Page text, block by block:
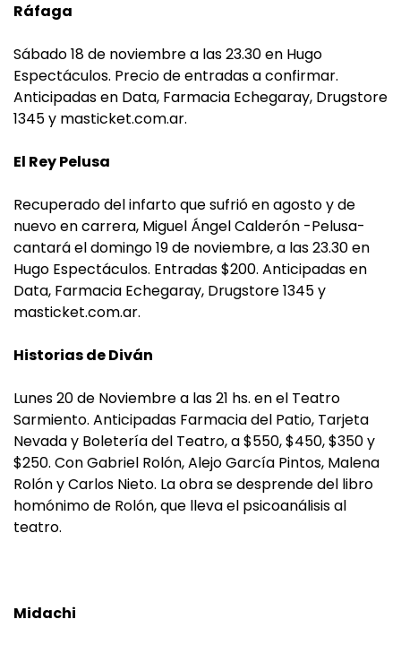
Ráfaga
Sábado 18 de noviembre a las 23.30 en Hugo
Espectáculos. Precio de entradas a confirmar.
Anticipadas en Data, Farmacia Echegaray, Drugstore
1345 y masticket.com.ar.
El Rey Pelusa
Recuperado del infarto que sufrió en agosto y de
nuevo en carrera, Miguel Ángel Calderón -Pelusa-
cantará el domingo 19 de noviembre, a las 23.30 en
Hugo Espectáculos. Entradas $200. Anticipadas en
Data, Farmacia Echegaray, Drugstore 1345 y
masticket.com.ar.
Historias de Diván
Lunes 20 de Noviembre a las 21 hs. en el Teatro
Sarmiento. Anticipadas Farmacia del Patio, Tarjeta
Nevada y Boletería del Teatro, a $550, $450, $350 y
$250. Con Gabriel Rolón, Alejo García Pintos, Malena
Rolón y Carlos Nieto. La obra se desprende del libro
homónimo de Rolón, que lleva el psicoanálisis al
teatro.
Midachi